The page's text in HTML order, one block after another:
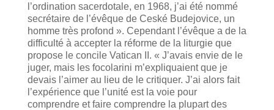
l’ordination sacerdotale, en 1968, j’ai été nommé
secrétaire de l’évêque de Ceské Budejovice, un
homme très profond ». Cependant l’évêque a de la
difficulté à accepter la réforme de la liturgie que
propose le concile Vatican II. « J’avais envie de le
juger, mais les focolarini m’expliquaient que je
devais l’aimer au lieu de le critiquer. J’ai alors fait
l’expérience que l’unité est la voie pour
comprendre et faire comprendre la plupart des